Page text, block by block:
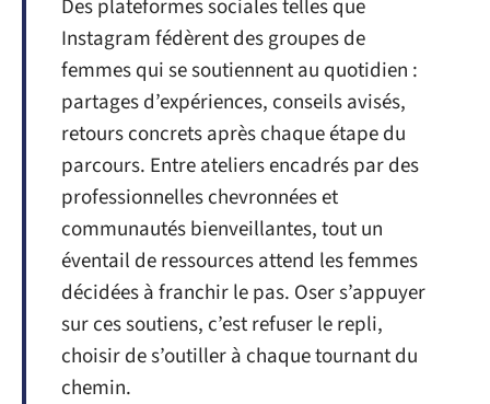
Des plateformes sociales telles que
Instagram fédèrent des groupes de
femmes qui se soutiennent au quotidien :
partages d’expériences, conseils avisés,
retours concrets après chaque étape du
parcours. Entre ateliers encadrés par des
professionnelles chevronnées et
communautés bienveillantes, tout un
éventail de ressources attend les femmes
décidées à franchir le pas. Oser s’appuyer
sur ces soutiens, c’est refuser le repli,
choisir de s’outiller à chaque tournant du
chemin.